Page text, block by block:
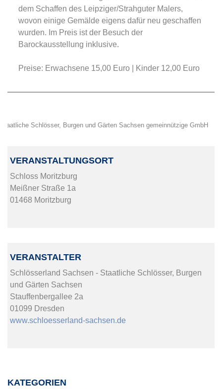
dem Schaffen des Leipziger/Strahguter Malers,
wovon einige Gemälde eigens dafür neu geschaffen
wurden. Im Preis ist der Besuch der
Barockausstellung inklusive.
Preise: Erwachsene 15,00 Euro | Kinder 12,00 Euro
Staatliche Schlösser, Burgen und Gärten Sachsen gemeinnützige GmbH
VERANSTALTUNGSORT
Schloss Moritzburg
Meißner Straße 1a
01468 Moritzburg
VERANSTALTER
Schlösserland Sachsen - Staatliche Schlösser, Burgen
und Gärten Sachsen
Stauffenbergallee 2a
01099 Dresden
www.schloesserland-sachsen.de
KATEGORIEN